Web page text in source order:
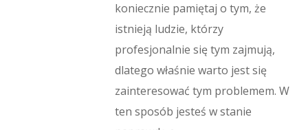
koniecznie pamiętaj o tym, że
istnieją ludzie, którzy
profesjonalnie się tym zajmują,
dlatego właśnie warto jest się
zainteresować tym problemem. W
ten sposób jesteś w stanie